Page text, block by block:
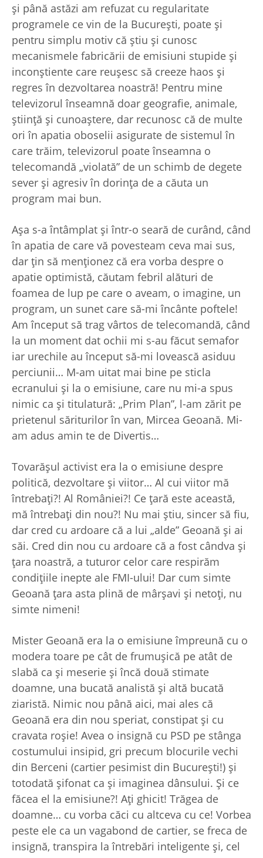
şi până astăzi am refuzat cu regularitate
programele ce vin de la Bucureşti, poate şi
pentru simplu motiv că ştiu şi cunosc
mecanismele fabricării de emisiuni stupide şi
inconştiente care reuşesc să creeze haos şi
regres în dezvoltarea noastră! Pentru mine
televizorul înseamnă doar geografie, animale,
ştiinţă şi cunoaştere, dar recunosc că de multe
ori în apatia oboselii asigurate de sistemul în
care trăim, televizorul poate înseamna o
telecomandă „violată” de un schimb de degete
sever şi agresiv în dorinţa de a căuta un
program mai bun.
Aşa s-a întâmplat şi într-o seară de curând, când
în apatia de care vă povesteam ceva mai sus,
dar ţin să menţionez că era vorba despre o
apatie optimistă, căutam febril alături de
foamea de lup pe care o aveam, o imagine, un
program, un sunet care să-mi încânte poftele!
Am început să trag vârtos de telecomandă, când
la un moment dat ochii mi s-au făcut semafor
iar urechile au început să-mi lovească asiduu
perciunii… M-am uitat mai bine pe sticla
ecranului şi la o emisiune, care nu mi-a spus
nimic ca şi titulatură: „Prim Plan”, l-am zărit pe
prietenul săriturilor în van, Mircea Geoană. Mi-
am adus amin te de Divertis…
Tovarăşul activist era la o emisiune despre
politică, dezvoltare şi viitor… Al cui viitor mă
întrebaţi?! Al României?! Ce ţară este această,
mă întrebaţi din nou?! Nu mai ştiu, sincer să fiu,
dar cred cu ardoare că a lui „alde” Geoană şi ai
săi. Cred din nou cu ardoare că a fost cândva şi
ţara noastră, a tuturor celor care respirăm
condiţiile inepte ale FMI-ului! Dar cum simte
Geoană ţara asta plină de mârşavi şi netoţi, nu
simte nimeni!
Mister Geoană era la o emisiune împreună cu o
modera toare pe cât de frumuşică pe atât de
slabă ca şi meserie şi încă două stimate
doamne, una bucată analistă şi altă bucată
ziaristă. Nimic nou până aici, mai ales că
Geoană era din nou speriat, constipat şi cu
cravata roşie! Avea o insignă cu PSD pe stânga
costumului insipid, gri precum blocurile vechi
din Berceni (cartier pesimist din Bucureşti!) şi
totodată şifonat ca şi imaginea dânsului. Şi ce
făcea el la emisiune?! Aţi ghicit! Trăgea de
doamne… cu vorba căci cu altceva cu ce! Vorbea
peste ele ca un vagabond de cartier, se freca de
insignă, transpira la întrebări inteligente şi, cel